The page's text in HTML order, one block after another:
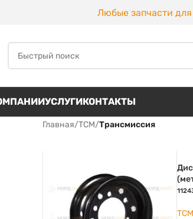
Любые запчасти
УСЛУГИКОНТАКТЫ
Главная/TCM/Трансмиссия
TCM